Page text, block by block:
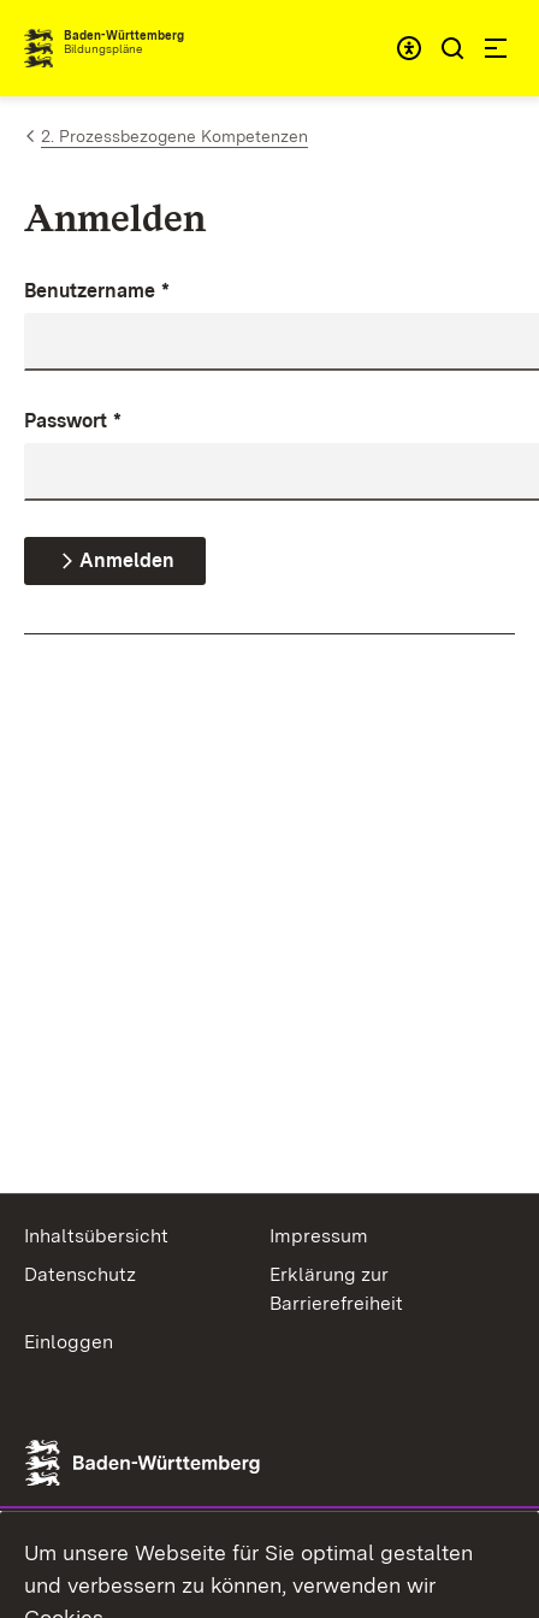
Zum Inhalt springen
Baden-Württemberg
Bildungspläne
2. Prozessbezogene Kompetenzen
Anmelden
Benutzername *
Passwort *
Anmelden
Inhaltsübersicht
Impressum
Datenschutz
Erklärung zur
Barrierefreiheit
Einloggen
Um unsere Webseite für Sie optimal gestalten
und verbessern zu können, verwenden wir